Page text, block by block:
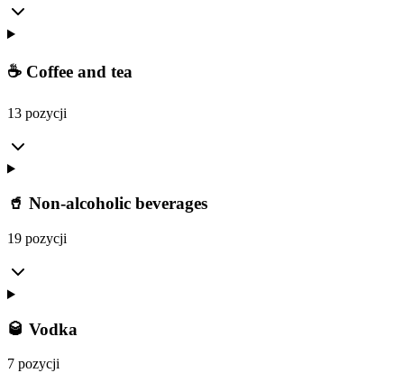
☕ Coffee and tea
13 pozycji
🥤 Non-alcoholic beverages
19 pozycji
🥃 Vodka
7 pozycji